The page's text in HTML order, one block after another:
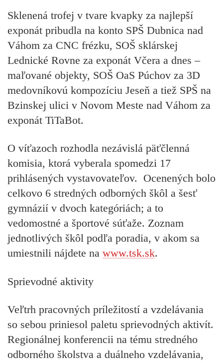
Sklenená trofej v tvare kvapky za najlepší
exponát pribudla na konto SPŠ Dubnica nad
Váhom za CNC frézku, SOŠ sklárskej
Lednické Rovne za exponát Včera a dnes –
maľované objekty, SOŠ OaS Púchov za 3D
medovníkovú kompozíciu Jeseň a tiež SPŠ na
Bzinskej ulici v Novom Meste nad Váhom za
exponát TiTaBot.
O víťazoch rozhodla nezávislá päťčlenná
komisia, ktorá vyberala spomedzi 17
prihlásených vystavovateľov. Ocenených bolo
celkovo 6 stredných odborných škôl a šesť
gymnázií v dvoch kategóriách; a to
vedomostné a športové súťaže. Zoznam
jednotlivých škôl podľa poradia, v akom sa
umiestnili nájdete na www.tsk.sk.
Sprievodné aktivity
Veľtrh pracovných príležitostí a vzdelávania
so sebou priniesol paletu sprievodných aktivít.
Regionálnej konferencii na tému stredného
odborného školstva a duálneho vzdelávania,